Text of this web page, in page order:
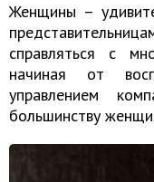
Женщины –
справляться с
начиная от
управлением
большинству